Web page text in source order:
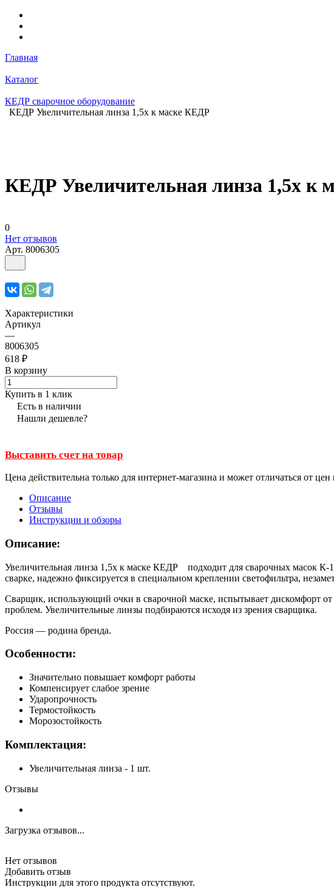
Главная
Каталог
КЕДР сварочное оборудование
КЕДР Увеличительная линза 1,5х к маске КЕДР
КЕДР Увеличительная линза 1,5х к
0
Нет отзывов
Арт. 8006305
Характеристики
Артикул
—
8006305
618 ₽
В корзину
Купить в 1 клик
Есть в наличии
Нашли дешевле?
Выставить счет на товар
Цена действительна только для интернет-магазина и может отличаться от
Описание
Отзывы
Инструкции и обзоры
Описание:
Увеличительная линза 1,5х к маске КЕДР подходит для сварочных масок
сварке, надежно фиксируется в специальном креплении светофильтра,
Сварщик, использующий очки в сварочной маске, испытывает дискомфорт
проблем. Увеличительные линзы подбираются исходя из зрения сварщика.
Россия — родина бренда.
Особенности:
Значительно повышает комфорт работы
Компенсирует слабое зрение
Ударопрочность
Термостойкость
Морозостойкость
Комплектация:
Увеличительная линза - 1 шт.
Отзывы
Загрузка отзывов...
Нет отзывов
Добавить отзыв
Инструкции для этого продукта отсутствуют.